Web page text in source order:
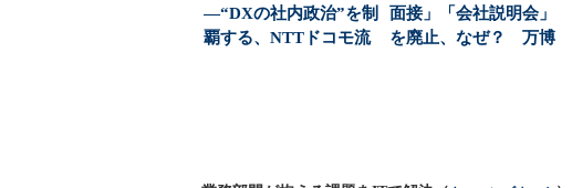
―“DXの社内政治”を制
覇する、NTTドコモ流
面接」「会社説明会」
を廃止、なぜ？ 万博